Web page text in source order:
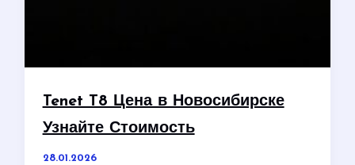
Tenet T8 Цена в Новосибирске
Узнайте Стоимость
28.01.2026